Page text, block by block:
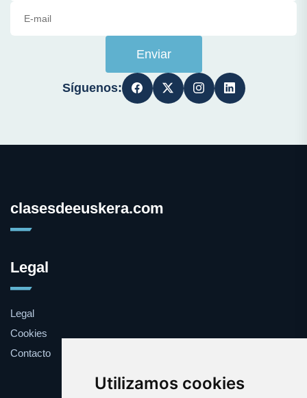
Utilizamos cookies
Enviar
Síguenos:
clasesdeeuskera.com
Legal
Legal
Cookies
Contacto